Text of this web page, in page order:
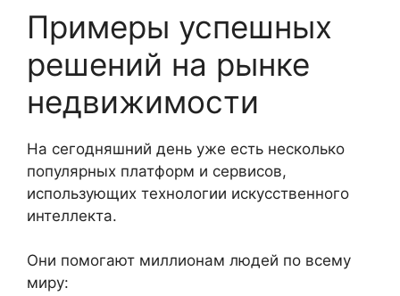
Примеры успешных
решений на рынке
недвижимости
На сегодняшний день уже есть несколько
популярных платформ и сервисов,
использующих технологии искусственного
интеллекта.
Они помогают миллионам людей по всему
миру: